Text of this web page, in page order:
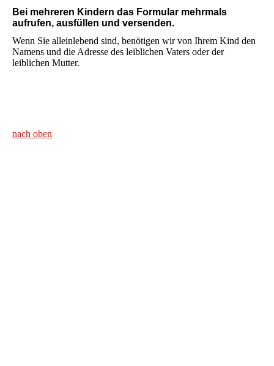
Bei mehreren Kindern das Formular mehrmals
aufrufen, ausfüllen und versenden.
Wenn Sie alleinlebend sind, benötigen wir von Ihrem Kind den
Namens und die Adresse des leiblichen Vaters oder der
leiblichen Mutter.
nach oben